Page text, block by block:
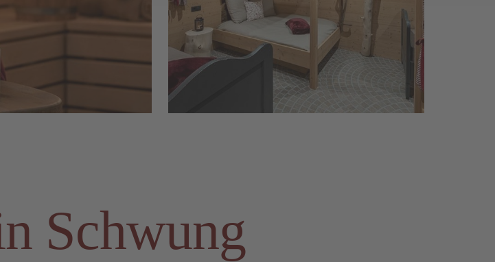
Schwung